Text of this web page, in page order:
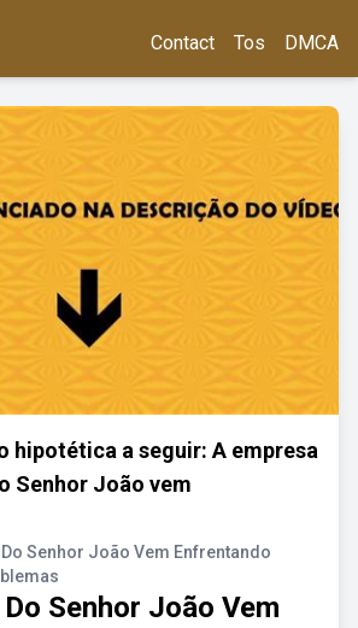
Contact Tos DMCA
hipotética a seguir: A empresa
Senhor João vem
Senhor João Vem Enfrentando
Senhor João Vem